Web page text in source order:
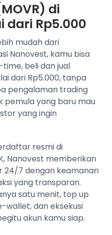
di
dari Rp5.000
mudah dari
Nanovest, kamu bisa
beli dan jual
dari Rp5.000, tanpa
pengalaman trading
pemula yang baru mau
yang ingin
resmi di
Nanovest memberikan
24/7 dengan keamanan
yang transparan.
satu menit, top up
wallet, dan eksekusi
akun kamu siap.